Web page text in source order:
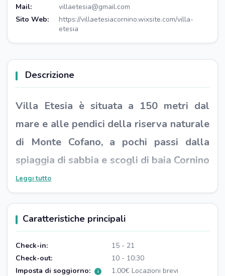
Mail:
villaetesia@gmail.com
Sito Web:
https://villaetesiacornino.wixsite.com/villa-
etesia
Descrizione
Villa Etesia è situata a 150 metri dal
mare e alle pendici della riserva naturale
di Monte Cofano, a pochi passi dalla
spiaggia di sabbia e scogli di baia Cornino
a cui si accede facilmente a piedi. L'ampio
giardino che la circonda, di circa 1000 mq,
è immerso in una pineta con vista mare e
ammirare incantevoli tramonti sul mare.
Ideale per chi ama il mare, la natura, la
Leggi tutto
Caratteristiche principali
Check-in:
15 - 21
Check-out:
10 - 10:30
Imposta di soggiorno:
i 1.00€ Locazioni brevi